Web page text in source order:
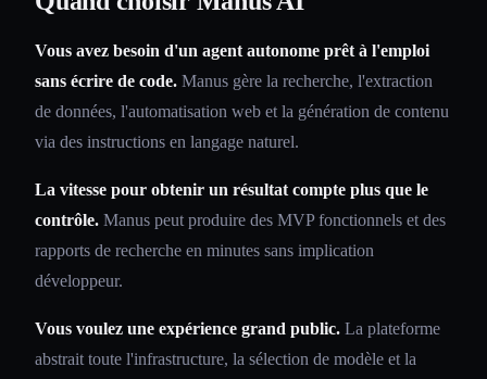
Vous avez besoin d'un agent autonome prêt à l'emploi
sans écrire de code. Manus gère la recherche, l'extraction
de données, l'automatisation web et la génération de contenu
via des instructions en langage naturel.
La vitesse pour obtenir un résultat compte plus que le
contrôle. Manus peut produire des MVP fonctionnels et des
rapports de recherche en minutes sans implication
développeur.
Vous voulez une expérience grand public. La plateforme
abstrait toute l'infrastructure, la sélection de modèle et la